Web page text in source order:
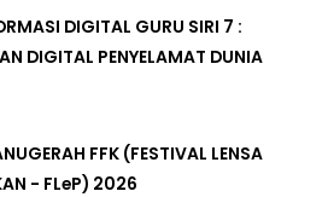
DIGITAL GURU SIRI 7 :
DIGITAL PENYELAMAT DUNIA
FFK (FESTIVAL LENSA
- FLeP) 2026